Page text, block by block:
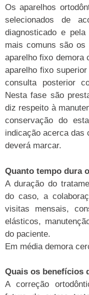
Os aparelhos
selecionados de
diagnosticado e
mais comuns são
aparelho fixo demora
aparelho fixo
consulta posterior
Nesta fase são
diz respeito à
conservação do
indicação acerca das
deverá marcar.
Quanto tempo dura
A duração do
do caso, a
visitas mensais,
elásticos,
do paciente.
Em média demora
Quais os benefícios
A correção